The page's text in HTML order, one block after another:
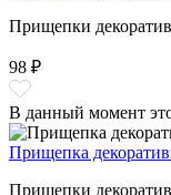
Прищепки
98 ₽
В данный момент
Прищепка
Прищепки